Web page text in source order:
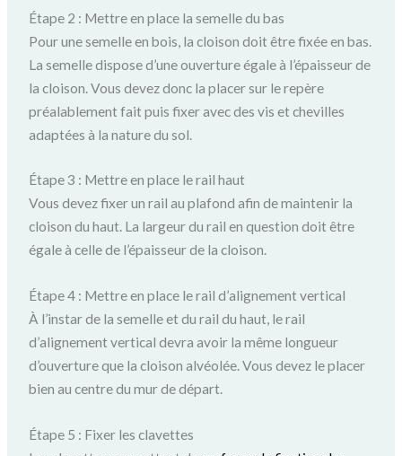
Étape 2 : Mettre en place la semelle du bas
Pour une semelle en bois, la cloison doit être fixée en bas.
La semelle dispose d’une ouverture égale à l’épaisseur de
la cloison. Vous devez donc la placer sur le repère
préalablement fait puis fixer avec des vis et chevilles
adaptées à la nature du sol.
Étape 3 : Mettre en place le rail haut
Vous devez fixer un rail au plafond afin de maintenir la
cloison du haut. La largeur du rail en question doit être
égale à celle de l’épaisseur de la cloison.
Étape 4 : Mettre en place le rail d’alignement vertical
À l’instar de la semelle et du rail du haut, le rail
d’alignement vertical devra avoir la même longueur
d’ouverture que la cloison alvéolée. Vous devez le placer
bien au centre du mur de départ.
Étape 5 : Fixer les clavettes